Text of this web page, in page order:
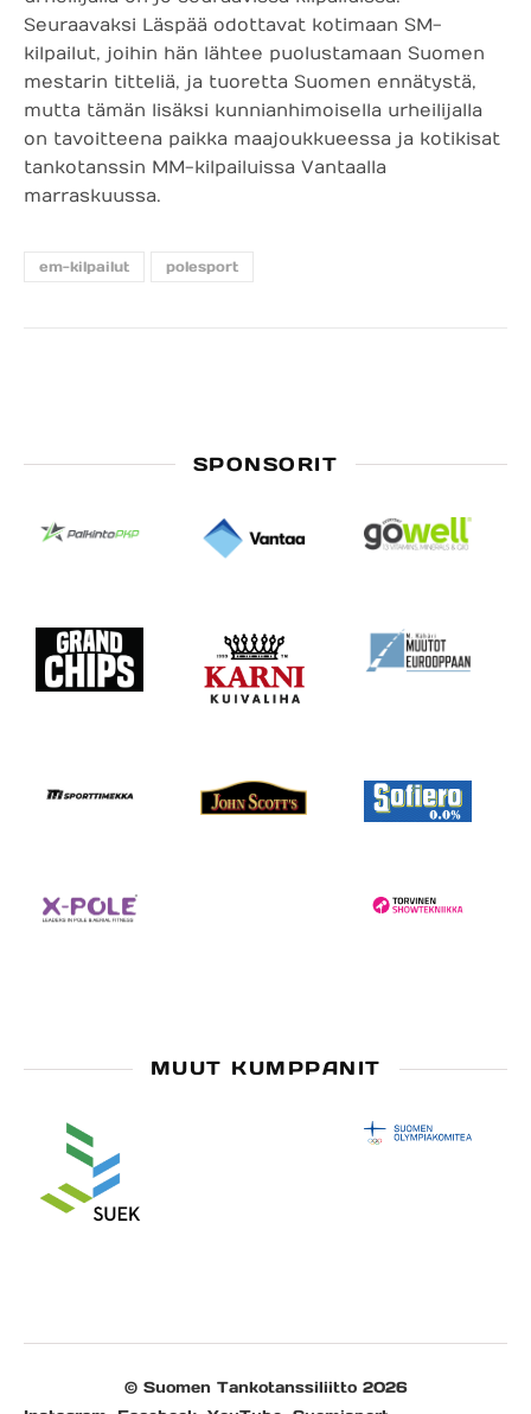
Seuraavaksi Läspää odottavat kotimaan SM-
kilpailut, joihin hän lähtee puolustamaan Suomen
mestarin titteliä, ja tuoretta Suomen ennätystä,
mutta tämän lisäksi kunnianhimoisella urheilijalla
on tavoitteena paikka maajoukkueessa ja kotikisat
tankotanssin MM-kilpailuissa Vantaalla
marraskuussa.
em-kilpailut polesport
SPONSORIT
MUUT KUMPPANIT
© Suomen Tankotanssiliitto 2026